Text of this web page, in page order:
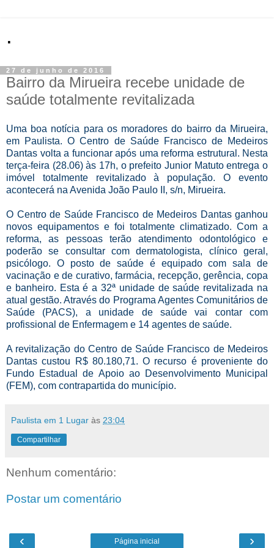
.
27 de junho de 2016
Bairro da Mirueira recebe unidade de
saúde totalmente revitalizada
Uma boa notícia para os moradores do bairro da Mirueira,
em Paulista. O Centro de Saúde Francisco de Medeiros
Dantas volta a funcionar após uma reforma estrutural. Nesta
terça-feira (28.06) às 17h, o prefeito Junior Matuto entrega o
imóvel totalmente revitalizado à população. O evento
acontecerá na Avenida João Paulo II, s/n, Mirueira.
O Centro de Saúde Francisco de Medeiros Dantas ganhou
novos equipamentos e foi totalmente climatizado. Com a
reforma, as pessoas terão atendimento odontológico e
poderão se consultar com dermatologista, clínico geral,
psicólogo. O posto de saúde é equipado com sala de
vacinação e de curativo, farmácia, recepção, gerência, copa
e banheiro. Esta é a 32ª unidade de saúde revitalizada na
atual gestão. Através do Programa Agentes Comunitários de
Saúde (PACS), a unidade de saúde vai contar com
profissional de Enfermagem e 14 agentes de saúde.
A revitalização do Centro de Saúde Francisco de Medeiros
Dantas custou R$ 80.180,71. O recurso é proveniente do
Fundo Estadual de Apoio ao Desenvolvimento Municipal
(FEM), com contrapartida do município.
Paulista em 1 Lugar às 23:04
Compartilhar
Nenhum comentário:
Postar um comentário
‹ ›
Página inicial